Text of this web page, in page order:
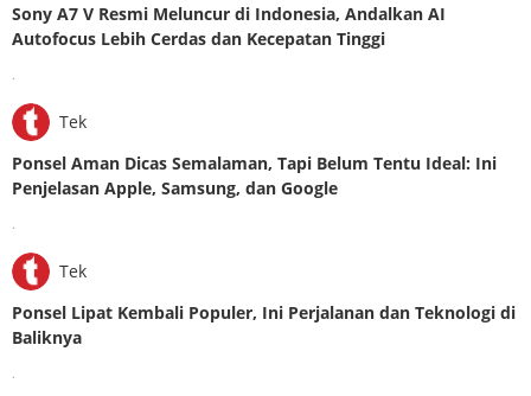
Sony A7 V Resmi Meluncur di Indonesia, Andalkan AI
Autofocus Lebih Cerdas dan Kecepatan Tinggi
Tek
Ponsel Aman Dicas Semalaman, Tapi Belum Tentu Ideal: Ini
Penjelasan Apple, Samsung, dan Google
Tek
Ponsel Lipat Kembali Populer, Ini Perjalanan dan Teknologi di
Baliknya